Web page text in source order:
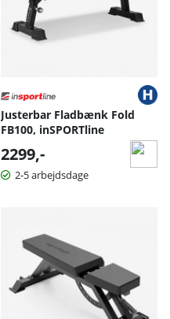
Justerbar Fladbænk Fold
FB100, inSPORTline
2299,-
2-5 arbejdsdage